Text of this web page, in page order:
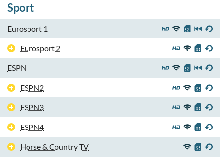
Sport
Eurosport 1
Eurosport 2
ESPN
ESPN2
ESPN3
ESPN4
Horse & Country TV